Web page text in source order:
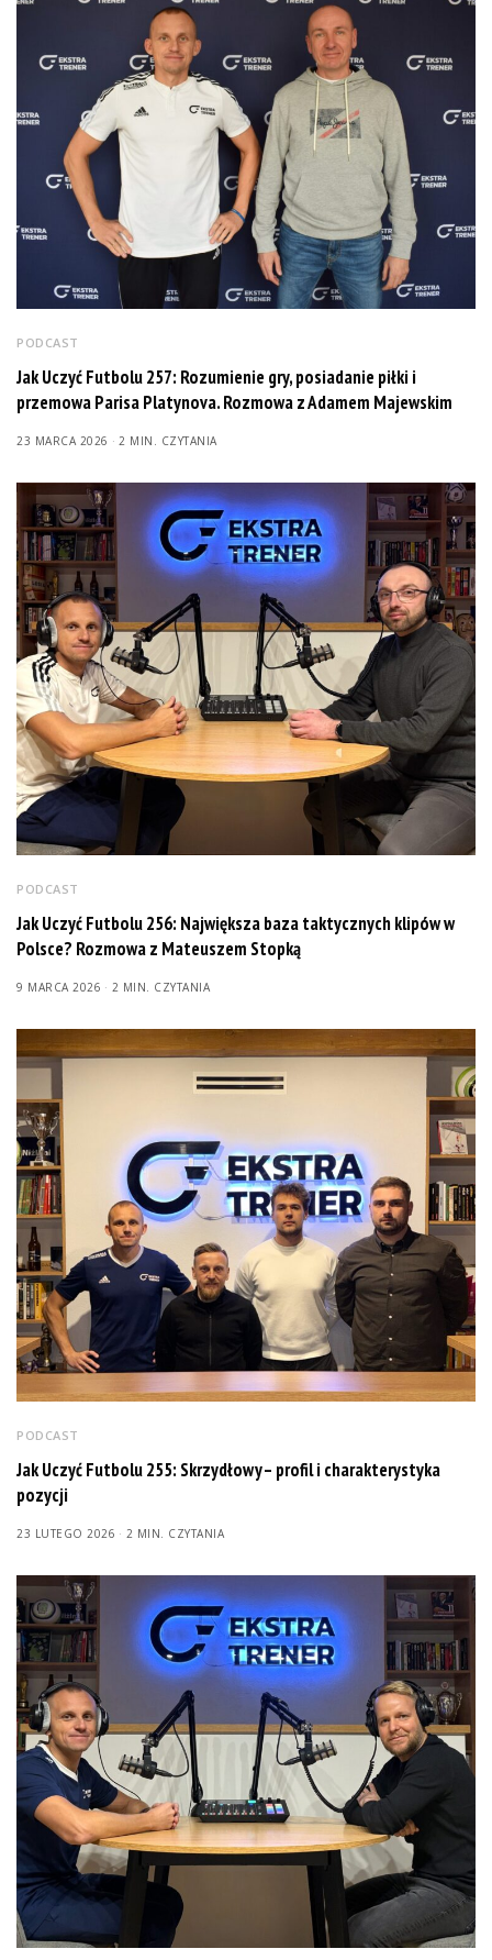
PODCAST
Jak Uczyć Futbolu 257: Rozumienie gry, posiadanie piłki i
przemowa Parisa Platynova. Rozmowa z Adamem Majewskim
23 MARCA 2026 2 MIN. CZYTANIA
PODCAST
Jak Uczyć Futbolu 256: Największa baza taktycznych klipów w
Polsce? Rozmowa z Mateuszem Stopką
9 MARCA 2026 2 MIN. CZYTANIA
PODCAST
Jak Uczyć Futbolu 255: Skrzydłowy – profil i charakterystyka
pozycji
23 LUTEGO 2026 2 MIN. CZYTANIA